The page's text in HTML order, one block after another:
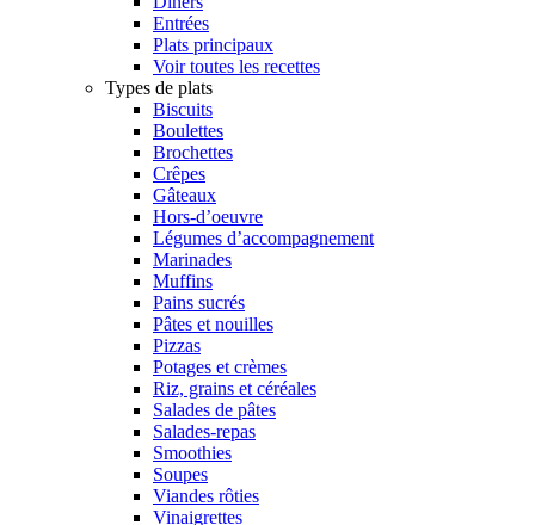
Entrées
Plats principaux
Voir toutes les recettes
Types de plats
Biscuits
Boulettes
Brochettes
Crêpes
Gâteaux
Hors-d’oeuvre
Légumes d’accompagnement
Marinades
Muffins
Pains sucrés
Pâtes et nouilles
Pizzas
Potages et crèmes
Riz, grains et céréales
Salades de pâtes
Salades-repas
Smoothies
Soupes
Viandes rôties
Vinaigrettes